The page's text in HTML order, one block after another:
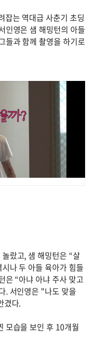
잡는 역대급 사춘기 초딩
인영은 샘 해밍턴의 아들
들과 함께 촬영을 하기로
랐고, 샘 해밍턴은 “살
나 두 아들 육아가 힘들
은 “아냐 아냐 주사 맞고
. 서인영은 "나도 맞을
겼다.
모습을 보인 후 10개월